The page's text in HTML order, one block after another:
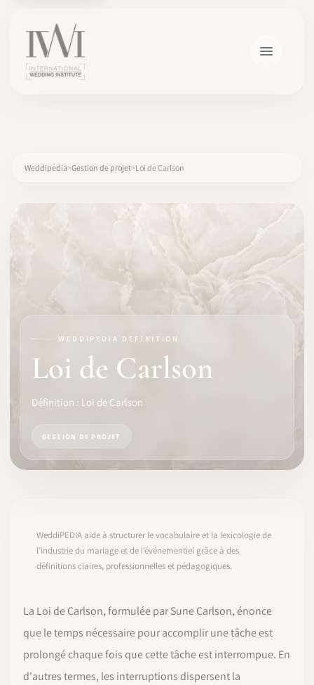
LOGICIEL
IDENTITÉ PRO
COMMENCER
Weddipedia Gestion de projet Loi de Carlson
WEDDIPEDIA DEFINITION
Loi de Carlson
Définition : Loi de Carlson
GESTION DE PROJET
WeddiPEDIA aide à structurer le vocabulaire et la lexicologie de
l’industrie du mariage et de l’événementiel grâce à des
définitions claires, professionnelles et pédagogiques.
La Loi de Carlson, formulée par Sune Carlson, énonce
que le temps nécessaire pour accomplir une tâche est
prolongé chaque fois que cette tâche est interrompue. En
d'autres termes, les interruptions dispersent la